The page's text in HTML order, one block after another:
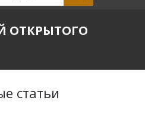
ОТКРЫТОГО
статьи